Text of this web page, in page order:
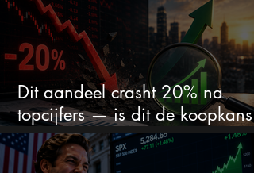
Dit aandeel crasht 20% na
topcijfers — is dit de koopkans
waar beleggers op wachtten?